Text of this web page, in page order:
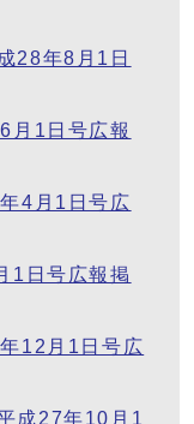
28年8月1日
月1日号広報
4月1日号広
1日号広報掲
12月1日号広
成27年10月1